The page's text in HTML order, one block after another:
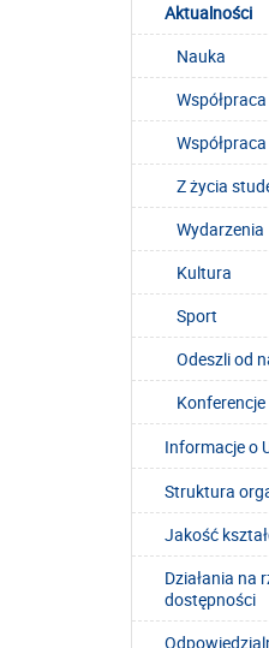
Aktualności
Nauka
Z życia
Wydarzenia
Kultura
Sport
Odeszli od
Informacje o
Struktura
Jakość
Działania na
dostępności